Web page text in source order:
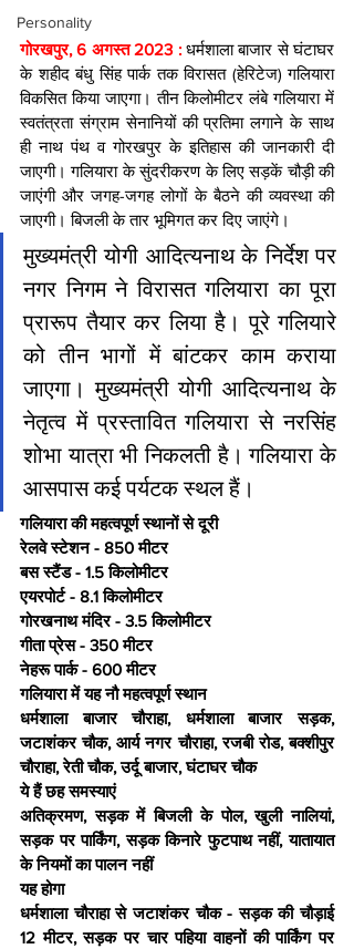
Personality
गोरखपुर, 6 अगस्त 2023 : धर्मशाला बाजार से घंटाघर
के शहीद बंधु सिंह पार्क तक विरासत (हेरिटेज) गलियारा
विकसित किया जाएगा। तीन किलोमीटर लंबे गलियारा में
स्वतंत्रता संग्राम सेनानियों की प्रतिमा लगाने के साथ
ही नाथ पंथ व गोरखपुर के इतिहास की जानकारी दी
जाएगी। गलियारा के सुंदरीकरण के लिए सड़कें चौड़ी की
जाएंगी और जगह-जगह लोगों के बैठने की व्यवस्था की
जाएगी। बिजली के तार भूमिगत कर दिए जाएंगे।
मुख्यमंत्री योगी आदित्यनाथ के निर्देश पर
नगर निगम ने विरासत गलियारा का पूरा
प्रारूप तैयार कर लिया है। पूरे गलियारे
को तीन भागों में बांटकर काम कराया
जाएगा। मुख्यमंत्री योगी आदित्यनाथ के
नेतृत्व में प्रस्तावित गलियारा से नरसिंह
शोभा यात्रा भी निकलती है। गलियारा के
आसपास कई पर्यटक स्थल हैं।
गलियारा की महत्वपूर्ण स्थानों से दूरी
रेलवे स्टेशन - 850 मीटर
बस स्टैंड - 1.5 किलोमीटर
एयरपोर्ट - 8.1 किलोमीटर
गोरखनाथ मंदिर - 3.5 किलोमीटर
गीता प्रेस - 350 मीटर
नेहरू पार्क - 600 मीटर
गलियारा में यह नौ महत्वपूर्ण स्थान
धर्मशाला बाजार चौराहा, धर्मशाला बाजार सड़क,
जटाशंकर चौक, आर्य नगर चौराहा, रजबी रोड, बक्शीपुर
चौराहा, रेती चौक, उर्दू बाजार, घंटाघर चौक
ये हैं छह समस्याएं
अतिक्रमण, सड़क में बिजली के पोल, खुली नालियां,
सड़क पर पार्किंग, सड़क किनारे फुटपाथ नहीं, यातायात
के नियमों का पालन नहीं
यह होगा
धर्मशाला चौराहा से जटाशंकर चौक - सड़क की चौड़ाई
12 मीटर, सड़क पर चार पहिया वाहनों की पार्किंग पर